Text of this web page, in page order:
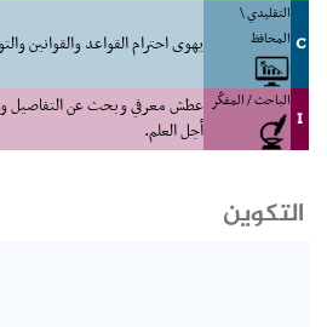
C
التقليدي \
المحافظ
يهوى احترام القواعد والقوانين
I
الباحث / المفكّر عطش معرفي وبحث عن التفاصيل
أجل العلم.
التكوين